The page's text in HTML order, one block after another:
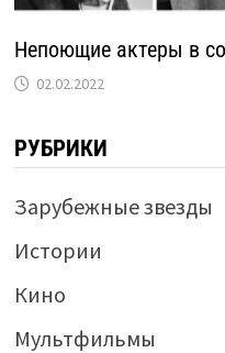
Непоющие актеры в
02.02.2022
РУБРИКИ
Зарубежные звезды
Истории
Кино
Мультфильмы